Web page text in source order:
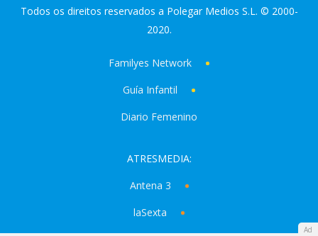
Ad
Todos os direitos reservados a Polegar Medios S.L. © 2000-
2020.
Familyes Network
Guía Infantil
Diario Femenino
ATRESMEDIA:
Antena 3
laSexta